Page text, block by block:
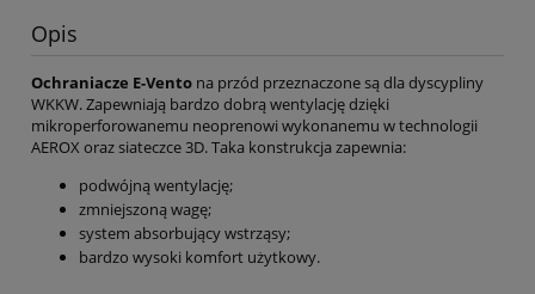
Opis
Ochraniacze E-Vento na przód przeznaczone są dla dyscypliny
WKKW. Zapewniają bardzo dobrą wentylację dzięki
mikroperforowanemu neoprenowi wykonanemu w technologii
AEROX oraz siateczce 3D. Taka konstrukcja zapewnia:
podwójną wentylację;
zmniejszoną wagę;
system absorbujący wstrząsy;
bardzo wysoki komfort użytkowy.